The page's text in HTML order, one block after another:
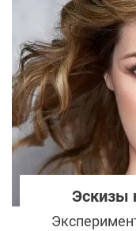
произошла
посмотрим на
после,
Эскизы